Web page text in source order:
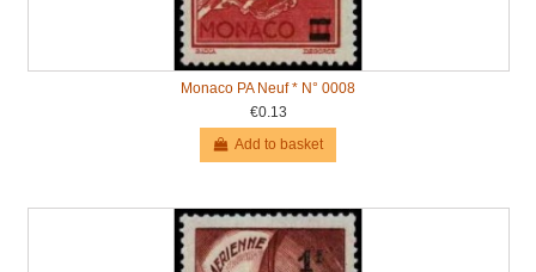
Monaco PA Neuf * N° 0008
€0.13
Add to basket